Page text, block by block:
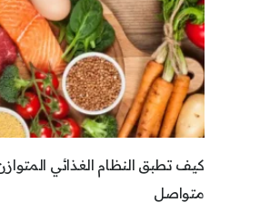
كيف تطبق النظام الغذائي
متواصل